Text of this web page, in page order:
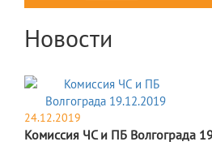
Новости
24.12.2019
Комиссия ЧС и ПБ Волгограда